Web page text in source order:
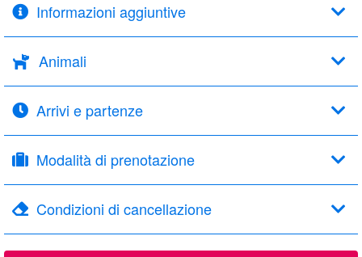
Informazioni aggiuntive
Animali
Arrivi e partenze
Modalità di prenotazione
Condizioni di cancellazione